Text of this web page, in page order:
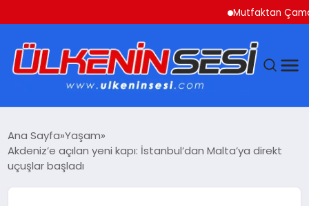
Mutfaktan Çamaşır
EKONOMI
Ana Sayfa Yaşam
Akdeniz’e açılan yeni kapı: İstanbul’dan Malta’ya direkt
uçuşlar başladı